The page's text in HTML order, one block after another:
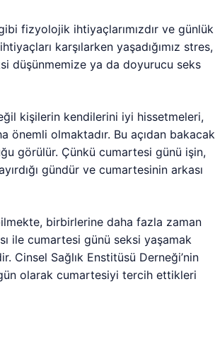
fizyolojik ihtiyaçlarımızdır ve günlük
karşılarken yaşadığımız stres,
düşünmemize ya da doyurucu seks
kişilerin kendilerini iyi hissetmeleri,
önemli olmaktadır. Bu açıdan bakacak
görülür. Çünkü cumartesi günü işin,
gündür ve cumartesinin arkası
birbirlerine daha fazla zaman
ile cumartesi günü seksi yaşamak
Sağlık Enstitüsü Derneği’nin
olarak cumartesiyi tercih ettikleri